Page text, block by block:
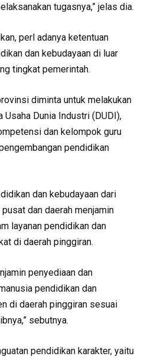
tugasnya,” jelas dia.
perl adanya ketentuan
dan kebudayaan di luar
tingkat pemerintah.
diminta untuk melakukan
Usaha Dunia Industri (DUDI),
dan kelompok guru
pendidikan
dan kebudayaan dari
dan daerah menjamin
layanan pendidikan dan
di daerah pinggiran.
penyediaan dan
pendidikan dan
di daerah pinggiran sesuai
sebutnya.
pendidikan karakter, yaitu